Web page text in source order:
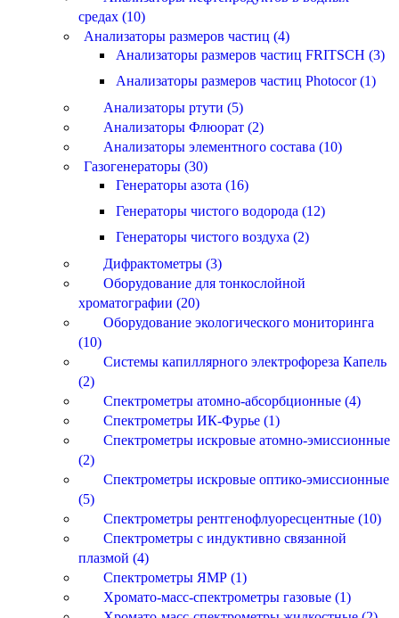
средах (10)
Анализаторы размеров частиц (4)
Анализаторы размеров частиц FRITSCH (3)
Анализаторы размеров частиц Photocor (1)
Анализаторы ртути (5)
Анализаторы Флюорат (2)
Анализаторы элементного состава (10)
Газогенераторы (30)
Генераторы азота (16)
Генераторы чистого водорода (12)
Генераторы чистого воздуха (2)
Дифрактометры (3)
Оборудование для тонкослойной
хроматографии (20)
Оборудование экологического мониторинга
(10)
Системы капиллярного электрофореза Капель
(2)
Спектрометры атомно-абсорбционные (4)
Спектрометры ИК-Фурье (1)
Спектрометры искровые атомно-эмиссионные
(2)
Спектрометры искровые оптико-эмиссионные
(5)
Спектрометры рентгенофлуоресцентные (10)
Спектрометры с индуктивно связанной
плазмой (4)
Спектрометры ЯМР (1)
Хромато-масс-спектрометры газовые (1)